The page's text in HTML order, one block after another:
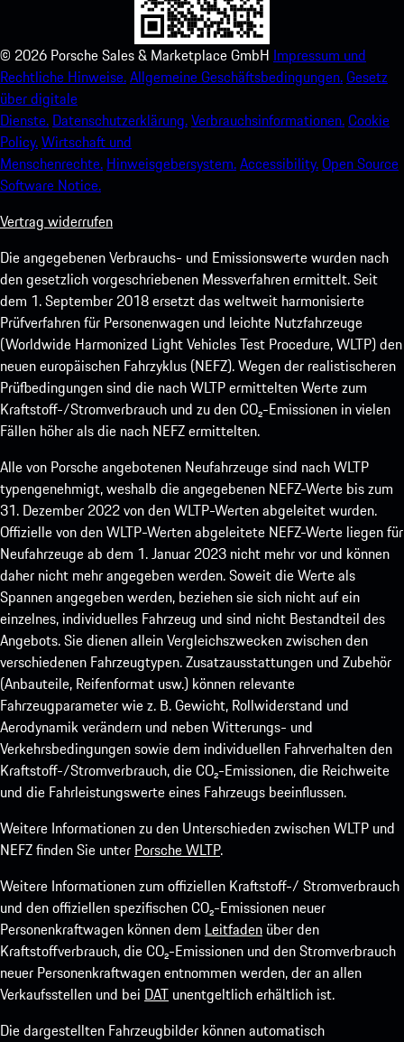
© 2026 Porsche Sales & Marketplace GmbH Impressum und
Rechtliche Hinweise.Allgemeine Geschäftsbedingungen.Gesetz
über digitale
Dienste. Datenschutzerklärung.Verbrauchsinformationen.Cookie
Policy.Wirtschaft und
Menschenrechte. Hinweisgebersystem.Accessibility.Open Source
Software Notice.
Vertrag widerrufen
Die angegebenen Verbrauchs- und Emissionswerte wurden nach
den gesetzlich vorgeschriebenen Messverfahren ermittelt. Seit
dem 1. September 2018 ersetzt das weltweit harmonisierte
Prüfverfahren für Personenwagen und leichte Nutzfahrzeuge
(Worldwide Harmonized Light Vehicles Test Procedure, WLTP) den
neuen europäischen Fahrzyklus (NEFZ). Wegen der realistischeren
Prüfbedingungen sind die nach WLTP ermittelten Werte zum
Kraftstoff-/Stromverbrauch und zu den CO₂-Emissionen in vielen
Fällen höher als die nach NEFZ ermittelten.
Alle von Porsche angebotenen Neufahrzeuge sind nach WLTP
typengenehmigt, weshalb die angegebenen NEFZ-Werte bis zum
31. Dezember 2022 von den WLTP-Werten abgeleitet wurden.
Offizielle von den WLTP-Werten abgeleitete NEFZ-Werte liegen für
Neufahrzeuge ab dem 1. Januar 2023 nicht mehr vor und können
daher nicht mehr angegeben werden. Soweit die Werte als
Spannen angegeben werden, beziehen sie sich nicht auf ein
einzelnes, individuelles Fahrzeug und sind nicht Bestandteil des
Angebots. Sie dienen allein Vergleichszwecken zwischen den
verschiedenen Fahrzeugtypen. Zusatzausstattungen und Zubehör
(Anbauteile, Reifenformat usw.) können relevante
Fahrzeugparameter wie z. B. Gewicht, Rollwiderstand und
Aerodynamik verändern und neben Witterungs- und
Verkehrsbedingungen sowie dem individuellen Fahrverhalten den
Kraftstoff-/Stromverbrauch, die CO₂-Emissionen, die Reichweite
und die Fahrleistungswerte eines Fahrzeugs beeinflussen.
Weitere Informationen zu den Unterschieden zwischen WLTP und
NEFZ finden Sie unter Porsche WLTP.
Weitere Informationen zum offiziellen Kraftstoff-/ Stromverbrauch
und den offiziellen spezifischen CO₂-Emissionen neuer
Personenkraftwagen können dem Leitfaden über den
Kraftstoffverbrauch, die CO₂-Emissionen und den Stromverbrauch
neuer Personenkraftwagen entnommen werden, der an allen
Verkaufsstellen und bei DAT unentgeltlich erhältlich ist.
Die dargestellten Fahrzeugbilder können automatisch